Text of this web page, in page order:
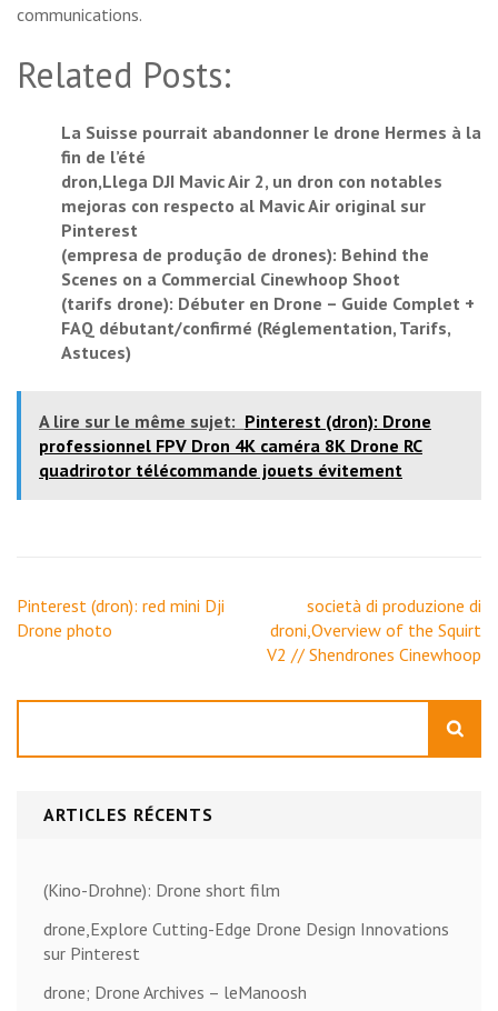
communications.
Related Posts:
La Suisse pourrait abandonner le drone Hermes à la
fin de l’été
dron,Llega DJI Mavic Air 2, un dron con notables
mejoras con respecto al Mavic Air original sur
Pinterest
(empresa de produção de drones): Behind the
Scenes on a Commercial Cinewhoop Shoot
(tarifs drone): Débuter en Drone – Guide Complet +
FAQ débutant/confirmé (Réglementation, Tarifs,
Astuces)
A lire sur le même sujet: Pinterest (dron): Drone
professionnel FPV Dron 4K caméra 8K Drone RC
quadrirotor télécommande jouets évitement
Navigation
de
Pinterest (dron): red mini Dji
Drone photo
società di produzione di
droni,Overview of the Squirt
V2 // Shendrones Cinewhoop
ARTICLES RÉCENTS
(Kino-Drohne): Drone short film
drone,Explore Cutting-Edge Drone Design Innovations
sur Pinterest
drone; Drone Archives – leManoosh